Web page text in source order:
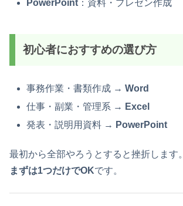
PowerPoint ：資料・プレゼン作成
初心者におすすめの選び方
事務作業・書類作成 →Word
仕事・副業・管理系 → Excel
発表・説明用資料 → PowerPoint
最初から全部やろうとすると挫折します。
まずは1つだけでOKです。